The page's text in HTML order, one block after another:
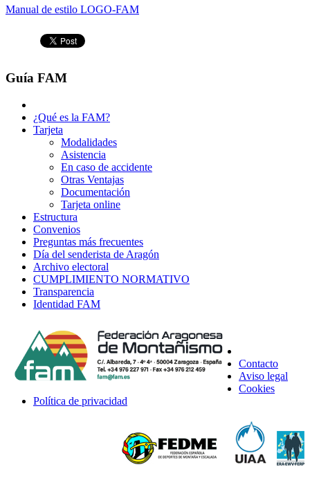
Manual de estilo LOGO-FAM
Guía FAM
¿Qué es la FAM?
Tarjeta
Modalidades
Asistencia
En caso de accidente
Otras Ventajas
Documentación
Tarjeta online
Estructura
Convenios
Preguntas más frecuentes
Día del senderista de Aragón
Archivo electoral
CUMPLIMIENTO NORMATIVO
Transparencia
Identidad FAM
Contacto
Aviso legal
Cookies
Política de privacidad